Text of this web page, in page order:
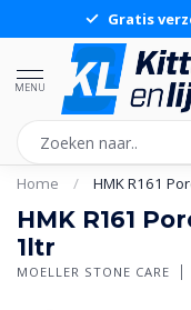
Gratis
MENU
Home / HMK R161
HMK R161
1ltr
MOELLER STONE CARE